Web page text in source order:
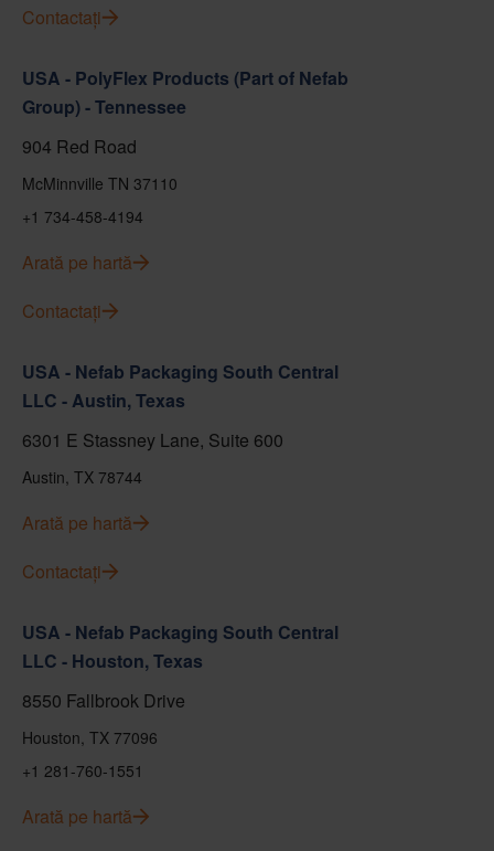
Contactați
USA - PolyFlex Products (Part of Nefab
Group) - Tennessee
904 Red Road
McMinnville TN 37110
+1 734-458-4194
Arată pe hartă
Contactați
USA - Nefab Packaging South Central
LLC - Austin, Texas
6301 E Stassney Lane, Suite 600
Austin, TX 78744
Arată pe hartă
Contactați
USA - Nefab Packaging South Central
LLC - Houston, Texas
8550 Fallbrook Drive
Houston, TX 77096
+1 281-760-1551
Arată pe hartă